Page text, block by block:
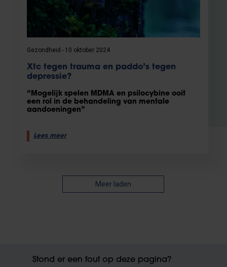
Gezondheid 10 oktober 2024
Xtc tegen trauma en paddo’s tegen
depressie?
“Mogelijk spelen MDMA en psilocybine ooit
een rol in de behandeling van mentale
aandoeningen”
Lees meer
Meer laden
Stond er een fout op deze pagina?